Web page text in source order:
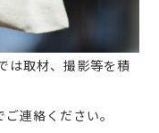
は取材、撮影等を積
連絡ください。